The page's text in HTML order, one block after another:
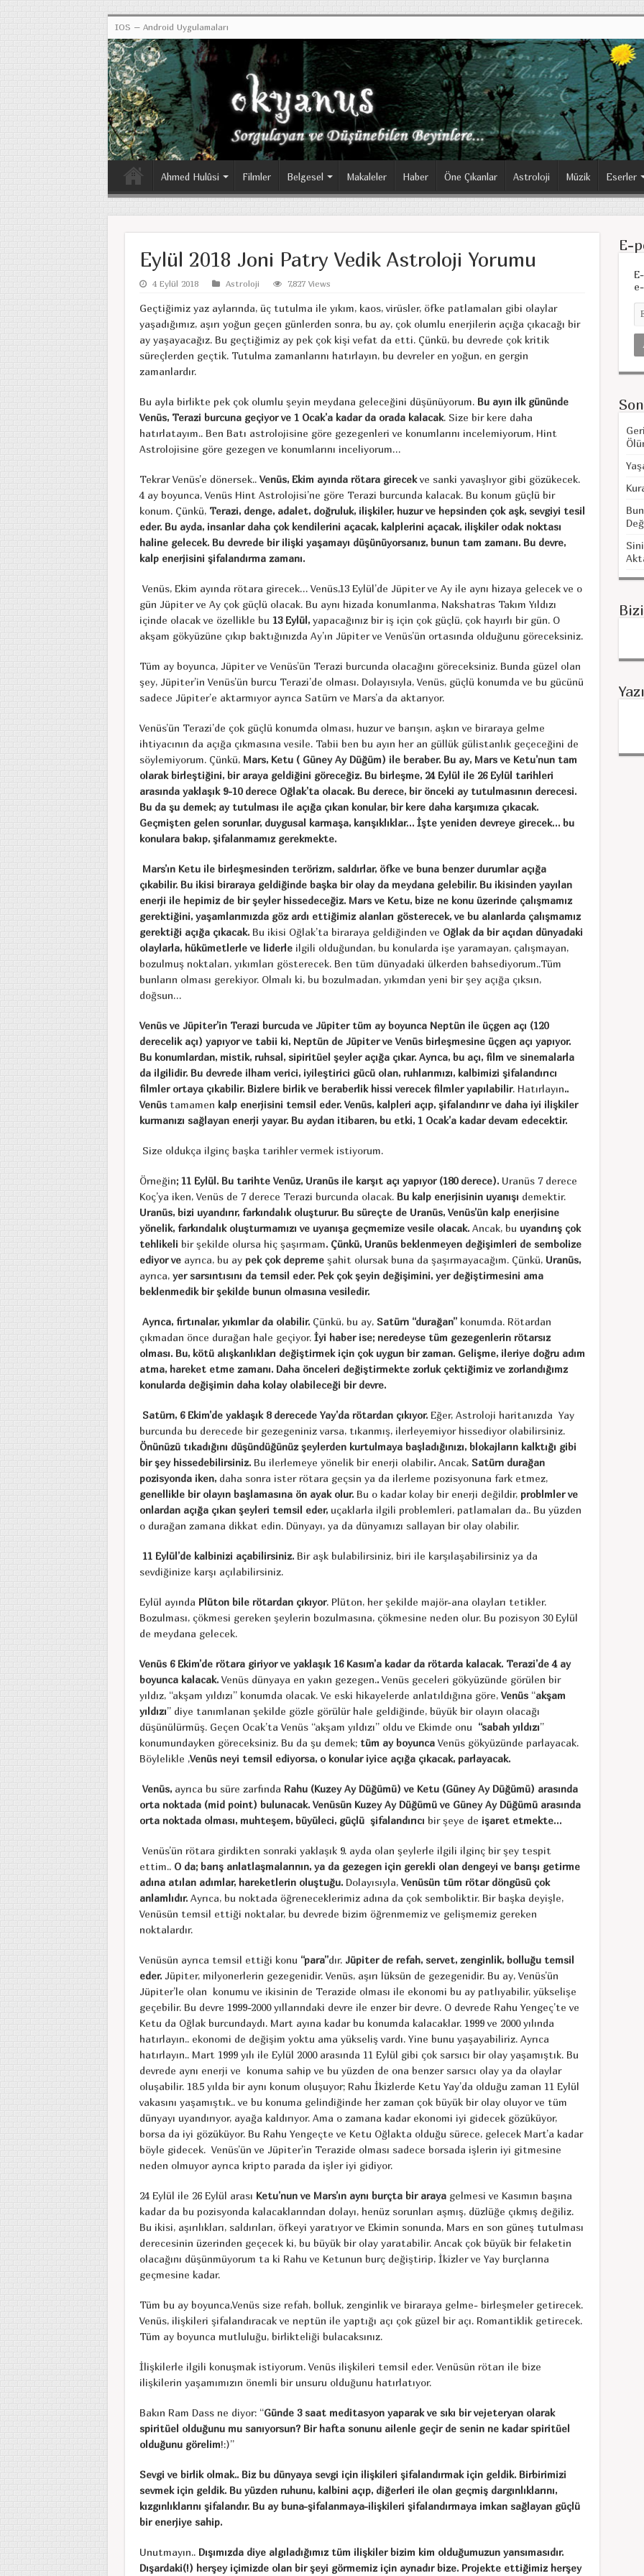
IOS – Android Uygulamaları
Ahmed Hulûsi Filmler Belgesel Makaleler Haber Öne Çıkanlar Astroloji Müzik Eserler
Eylül 2018 Joni Patry Vedik Astroloji Yorumu
4 Eylül 2018 Astroloji 7,827 Views
Geçtiğimiz yaz aylarında, üç tutulma ile yıkım, kaos, virüsler, öfke patlamaları gibi olaylar
yaşadığımız, aşırı yoğun geçen günlerden sonra, bu ay, çok olumlu enerjilerin açığa çıkacağı bir
ay yaşayacağız. Bu geçtiğimiz ay pek çok kişi vefat da etti. Çünkü, bu devrede çok kritik
süreçlerden geçtik. Tutulma zamanlarını hatırlayın, bu devreler en yoğun, en gergin
zamanlardır.
Bu ayla birlikte pek çok olumlu şeyin meydana geleceğini düşünüyorum. Bu ayın ilk gününde
Venüs, Terazi burcuna geçiyor ve 1 Ocak’a kadar da orada kalacak. Size bir kere daha
hatırlatayım.. Ben Batı astrolojisine göre gezegenleri ve konumlarını incelemiyorum, Hint
Astrolojisine göre gezegen ve konumlarını inceliyorum…
Tekrar Venüs’e dönersek.. Venüs, Ekim ayında rötara girecekve sanki yavaşlıyor gibi gözükecek.
4 ay boyunca, Venüs Hint Astrolojisi’ne göre Terazi burcunda kalacak. Bu konum güçlü bir
konum. Çünkü, Terazi, denge, adalet, doğruluk, ilişkiler, huzur ve hepsinden çok aşk, sevgiyi tesil
eder. Bu ayda, insanlar daha çok kendilerini açacak, kalplerini açacak, ilişkiler odak noktası
haline gelecek. Bu devrede bir ilişki yaşamayı düşünüyorsanız, bunun tam zamanı. Bu devre,
kalp enerjisini şifalandırma zamanı.
Venüs, Ekim ayında rötara girecek… Venüs,13 Eylül’de Jüpiter ve Ay ile aynı hizaya gelecek ve o
gün Jüpiter ve Ay çok güçlü olacak. Bu aynı hizada konumlanma, Nakshatras Takım Yıldızı
içinde olacak ve özellikle bu 13 Eylül,yapacağınız bir iş için çok güçlü, çok hayırlı bir gün. O
akşam gökyüzüne çıkıp baktığınızda Ay’ın Jüpiter ve Venüs’ün ortasında olduğunu göreceksiniz.
Tüm ay boyunca, Jüpiter ve Venüs’ün Terazi burcunda olacağını göreceksiniz. Bunda güzel olan
şey, Jüpiter’in Venüs’ün burcu Terazi’de olması. Dolayısıyla, Venüs, güçlü konumda ve bu gücünü
sadece Jüpiter’e aktarmıyor ayrıca Satürn ve Mars’a da aktarıyor.
Venüs’ün Terazi’de çok güçlü konumda olması, huzur ve barışın, aşkın ve biraraya gelme
ihtiyacının da açığa çıkmasına vesile. Tabii ben bu ayın her an güllük gülistanlık geçeceğini de
söylemiyorum. Çünkü, Mars, Ketu ( Güney Ay Düğüm) ile beraber. Bu ay, Mars ve Ketu’nun tam
olarak birleştiğini, bir araya geldiğini göreceğiz. Bu birleşme, 24 Eylül ile 26 Eylül tarihleri
arasında yaklaşık 9-10 derece Oğlak’ta olacak. Bu derece, bir önceki ay tutulmasının derecesi.
Bu da şu demek; ay tutulması ile açığa çıkan konular, bir kere daha karşımıza çıkacak.
Geçmişten gelen sorunlar, duygusal karmaşa, karışıklıklar… İşte yeniden devreye girecek… bu
konulara bakıp, şifalanmamız gerekmekte.
Mars’ın Ketu ile birleşmesinden terörizm, saldırlar, öfke ve buna benzer durumlar açığa
çıkabilir. Bu ikisi biraraya geldiğinde başka bir olay da meydana gelebilir. Bu ikisinden yayılan
enerji ile hepimiz de bir şeyler hissedeceğiz. Mars ve Ketu, bize ne konu üzerinde çalışmamız
gerektiğini, yaşamlarımızda göz ardı ettiğimiz alanları gösterecek, ve bu alanlarda çalışmamız
gerektiği açığa çıkacak. Bu ikisi Oğlak’ta biraraya geldiğinden ve Oğlak da bir açıdan dünyadaki
olaylarla, hükümetlerle ve liderle ilgili olduğundan, bu konularda işe yaramayan, çalışmayan,
bozulmuş noktaları, yıkımları gösterecek. Ben tüm dünyadaki ülkerden bahsediyorum..Tüm
bunların olması gerekiyor. Olmalı ki, bu bozulmadan, yıkımdan yeni bir şey açığa çıksın,
doğsun…
Venüs ve Jüpiter’in Terazi burcuda ve Jüpiter tüm ay boyunca Neptün ile üçgen açı (120
derecelik açı) yapıyor ve tabii ki, Neptün de Jüpiter ve Venüs birleşmesine üçgen açı yapıyor.
Bu konumlardan, mistik, ruhsal, sipiritüel şeyler açığa çıkar. Ayrıca, bu açı, film ve sinemalarla
da ilgilidir. Bu devrede ilham verici, iyileştirici gücü olan, ruhlarımızı, kalbimizi şifalandırıcı
filmler ortaya çıkabilir. Bizlere birlik ve beraberlik hissi verecek filmler yapılabilir. Hatırlayın..
Venüs tamamen kalp enerjisini temsil eder. Venüs, kalpleri açıp, şifalandırır ve daha iyi ilişkiler
kurmanızı sağlayan enerji yayar. Bu aydan itibaren, bu etki, 1 Ocak’a kadar devam edecektir.
Size oldukça ilginç başka tarihler vermek istiyorum.
Örneğin; 11 Eylül. Bu tarihte Venüz, Uranüs ile karşıt açı yapıyor (180 derece). Uranüs 7 derece
Koç’ya iken, Venüs de 7 derece Terazi burcunda olacak. Bu kalp enerjisinin uyanışı demektir.
Uranüs, bizi uyandırır, farkındalık oluşturur. Bu süreçte de Uranüs, Venüs’ün kalp enerjisine
yönelik, farkındalık oluşturmamızı ve uyanışa geçmemize vesile olacak. Ancak, bu uyandırış çok
tehlikeli bir şekilde olursa hiç şaşırmam. Çünkü, Uranüs beklenmeyen değişimleri de sembolize
ediyor ve ayrıca, bu ay pek çok depreme şahit olursak buna da şaşırmayacağım. Çünkü, Uranüs,
ayrıca,yer sarsıntısını da temsil eder. Pek çok şeyin değişimini, yer değiştirmesini ama
beklenmedik bir şekilde bunun olmasına vesiledir.
Ayrıca, fırtınalar, yıkımlar da olabilir. Çünkü, bu ay,Satürn “durağan” konumda. Rötardan
çıkmadan önce durağan hale geçiyor.İyi haber ise; neredeyse tüm gezegenlerin rötarsız
olması. Bu, kötü alışkanlıkları değiştirmek için çok uygun bir zaman. Gelişme, ileriye doğru adım
atma, hareket etme zamanı. Daha önceleri değiştirmekte zorluk çektiğimiz ve zorlandığımz
konularda değişimin daha kolay olabileceği bir devre.
Satürn, 6 Ekim’de yaklaşık 8 derecede Yay’da rötardan çıkıyor. Eğer, Astroloji haritanızda Yay
burcunda bu derecede bir gezegeniniz varsa, tıkanmış, ilerleyemiyor hissediyor olabilirsiniz.
Önünüzü tıkadığını düşündüğünüz şeylerden kurtulmaya başladığınızı, blokajların kalktığı gibi
bir şey hissedebilirsiniz.Bu ilerlemeye yönelik bir enerji olabilir. Ancak, Satürn durağan
pozisyonda iken,daha sonra ister rötara geçsin ya da ilerleme pozisyonuna fark etmez,
genellikle bir olayın başlamasına ön ayak olur. Bu o kadar kolay bir enerji değildir, problmler ve
onlardan açığa çıkan şeyleri temsil eder, uçaklarla ilgili problemleri, patlamaları da.. Bu yüzden
o durağan zamana dikkat edin. Dünyayı, ya da dünyamızı sallayan bir olay olabilir.
11 Eylül’de kalbinizi açabilirsiniz. Bir aşk bulabilirsiniz, biri ile karşılaşabilirsiniz ya da
sevdiğinize karşı açılabilirsiniz.
Eylül ayında Plüton bile rötardan çıkıyor. Plüton, her şekilde majör-ana olayları tetikler.
Bozulması, çökmesi gereken şeylerin bozulmasına, çökmesine neden olur. Bu pozisyon 30 Eylül
de meydana gelecek.
Venüs 6 Ekim’de rötara giriyor ve yaklaşık 16 Kasım’a kadar da rötarda kalacak. Terazi’de 4 ay
boyunca kalacak. Venüs dünyaya en yakın gezegen..Venüs geceleri gökyüzünde görülen bir
yıldız, “akşam yıldızı” konumda olacak. Ve eski hikayelerde anlatıldığına göre, Venüs“akşam
yıldızı” diye tanımlanan şekilde gözle görülür hale geldiğinde, büyük bir olayın olacağı
düşünülürmüş. Geçen Ocak’ta Venüs “akşam yıldızı” oldu ve Ekimde onu “sabah yıldızı”
konumundayken göreceksiniz. Bu da şu demek; tüm ay boyuncaVenüs gökyüzünde parlayacak.
Böylelikle ,Venüs neyi temsil ediyorsa, o konular iyice açığa çıkacak, parlayacak.
Venüs, ayrıca bu süre zarfında Rahu (Kuzey Ay Düğümü) ve Ketu (Güney Ay Düğümü) arasında
orta noktada (mid point) bulunacak. Venüsün Kuzey Ay Düğümü ve Güney Ay Düğümü arasında
orta noktada olması, muhteşem, büyüleci, güçlü şifalandırıcı bir şeye de işaret etmekte…
Venüs’ün rötara girdikten sonraki yaklaşık 9. ayda olan şeylerle ilgili ilginç bir şey tespit
ettim..O da; barış anlatlaşmalarının, ya da gezegen için gerekli olan dengeyi ve barışı getirme
adına atılan adımlar, hareketlerin oluştuğu. Dolayısıyla,Venüsün tüm rötar döngüsü çok
anlamlıdır. Ayrıca, bu noktada öğreneceklerimiz adına da çok semboliktir. Bir başka deyişle,
Venüsün temsil ettiği noktalar, bu devrede bizim öğrenmemiz ve gelişmemiz gereken
noktalardır.
Venüsün ayrıca temsil ettiği konu “para”dır. Jüpiter de refah, servet, zenginlik, bolluğu temsil
eder.Jüpiter, milyonerlerin gezegenidir. Venüs, aşırı lüksün de gezegenidir. Bu ay, Venüs’ün
Jüpiter’le olan konumu ve ikisinin de Terazide olması ile ekonomi bu ay patlıyabilir, yükselişe
geçebilir. Bu devre 1999-2000 yıllarındaki devre ile enzer bir devre. O devrede Rahu Yengeç’te ve
Ketu da Oğlak burcundaydı. Mart ayına kadar bu konumda kalacaklar. 1999 ve 2000 yılında
hatırlayın.. ekonomi de değişim yoktu ama yükseliş vardı. Yine bunu yaşayabiliriz. Ayrıca
hatırlayın.. Mart 1999 yılı ile Eylül 2000 arasında 11 Eylül gibi çok sarsıcı bir olay yaşamıştık. Bu
devrede aynı enerji ve konuma sahip ve bu yüzden de ona benzer sarsıcı olay ya da olaylar
oluşabilir. 18.5 yılda bir aynı konum oluşuyor; Rahu İkizlerde Ketu Yay’da olduğu zaman 11 Eylül
vakasını yaşamıştık.. ve bu konuma gelindiğinde her zaman çok büyük bir olay oluyor ve tüm
dünyayı uyandırıyor, ayağa kaldırıyor. Ama o zamana kadar ekonomi iyi gidecek gözüküyor,
borsa da iyi gözüküyor. Bu Rahu Yengeçte ve Ketu Oğlakta olduğu sürece, gelecek Mart’a kadar
böyle gidecek. Venüs’ün ve Jüpiter’in Terazide olması sadece borsada işlerin iyi gitmesine
neden olmuyor ayrıca kripto parada da işler iyi gidiyor.
24 Eylül ile 26 Eylül arası Ketu’nun ve Mars’ın aynı burçta bir arayagelmesi ve Kasımın başına
kadar da bu pozisyonda kalacaklarından dolayı, henüz sorunları aşmış, düzlüğe çıkmış değiliz.
Bu ikisi, aşırılıkları, saldırıları, öfkeyi yaratıyor ve Ekimin sonunda, Mars en son güneş tutulması
derecesinin üzerinden geçecek ki, bu büyük bir olay yaratabilir. Ancak çok büyük bir felaketin
olacağını düşünmüyorum ta ki Rahu ve Ketunun burç değiştirip, İkizler ve Yay burçlarına
geçmesine kadar.
Tüm bu ay boyunca,Venüs size refah, bolluk, zenginlik ve biraraya gelme- birleşmeler getirecek.
Venüs, ilişkileri şifalandıracak ve neptün ile yaptığı açı çok güzel bir açı. Romantiklik getirecek.
Tüm ay boyunca mutluluğu, birlikteliği bulacaksınız.
İlişkilerle ilgili konuşmak istiyorum. Venüs ilişkileri temsil eder. Venüsün rötarı ile bize
ilişkilerin yaşamımızın önemli bir unsuru olduğunu hatırlatıyor.
Bakın Ram Dass ne diyor: “Günde 3 saat meditasyon yaparak ve sıkı bir vejeteryan olarak
spiritüel olduğunu mu sanıyorsun? Bir hafta sonunu ailenle geçir de senin ne kadar spiritüel
olduğunu görelim!:)”
Sevgi ve birlik olmak.. Biz bu dünyaya sevgi için ilişkileri şifalandırmak için geldik. Birbirimizi
sevmek için geldik. Bu yüzden ruhunu, kalbini açıp, diğerleri ile olan geçmiş dargınlıklarını,
kızgınlıklarını şifalandır. Bu ay buna-şifalanmaya-ilişkileri şifalandırmaya imkan sağlayan güçlü
bir enerjiye sahip.
Unutmayın.. Dışımızda diye algıladığımız tüm ilişkiler bizim kim olduğumuzun yansımasıdır.
Dışardaki(!) herşey içimizde olan bir şeyi görmemiz için aynadır bize. Projekte ettiğimiz herşey
E-
Yazı